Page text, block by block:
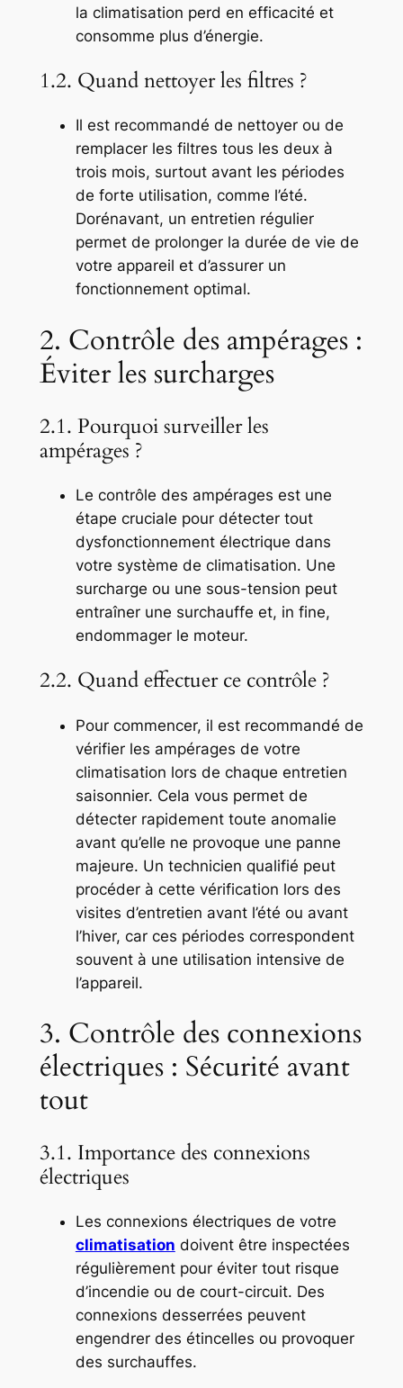
la climatisation perd en efficacité et
consomme plus d’énergie.
1.2. Quand nettoyer les filtres ?
Il est recommandé de nettoyer ou de
remplacer les filtres tous les deux à
trois mois, surtout avant les périodes
de forte utilisation, comme l’été.
Dorénavant, un entretien régulier
permet de prolonger la durée de vie de
votre appareil et d’assurer un
fonctionnement optimal.
2. Contrôle des ampérages :
Éviter les surcharges
2.1. Pourquoi surveiller les
ampérages ?
Le contrôle des ampérages est une
étape cruciale pour détecter tout
dysfonctionnement électrique dans
votre système de climatisation. Une
surcharge ou une sous-tension peut
entraîner une surchauffe et, in fine,
endommager le moteur.
2.2. Quand effectuer ce contrôle ?
Pour commencer, il est recommandé de
vérifier les ampérages de votre
climatisation lors de chaque entretien
saisonnier. Cela vous permet de
détecter rapidement toute anomalie
avant qu’elle ne provoque une panne
majeure. Un technicien qualifié peut
procéder à cette vérification lors des
visites d’entretien avant l’été ou avant
l’hiver, car ces périodes correspondent
souvent à une utilisation intensive de
l’appareil.
3. Contrôle des connexions
électriques : Sécurité avant
tout
3.1. Importance des connexions
électriques
Les connexions électriques de votre
climatisation doivent être inspectées
régulièrement pour éviter tout risque
d’incendie ou de court-circuit. Des
connexions desserrées peuvent
engendrer des étincelles ou provoquer
des surchauffes.